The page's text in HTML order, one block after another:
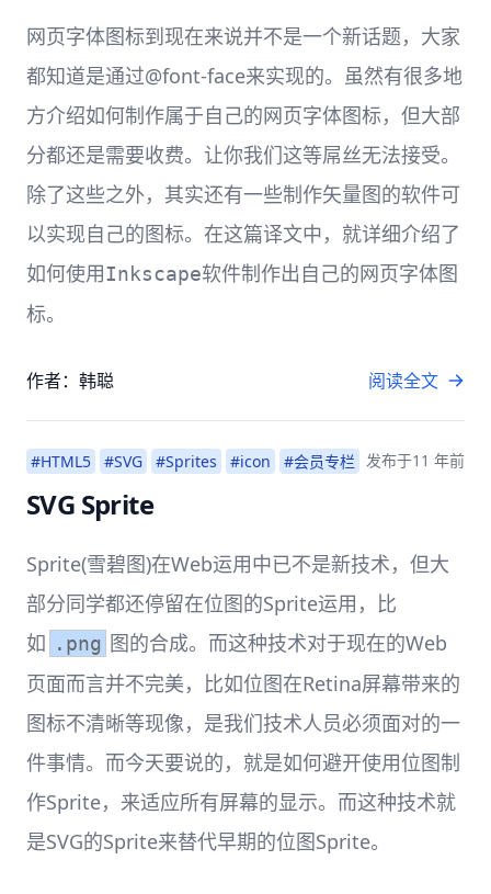
网页字体图标到现在来说并不是一个新话题，大家
都知道是通过@font-face来实现的。虽然有很多地
方介绍如何制作属于自己的网页字体图标，但大部
分都还是需要收费。让你我们这等屌丝无法接受。
除了这些之外，其实还有一些制作矢量图的软件可
以实现自己的图标。在这篇译文中，就详细介绍了
如何使用Inkscape软件制作出自己的网页字体图
标。
作者：韩聪 阅读全文
#HTML5 #SVG #Sprites #icon #会员专栏 发布于11 年前
SVG Sprite
Sprite(雪碧图)在Web运用中已不是新技术，但大
部分同学都还停留在位图的Sprite运用，比
如 .png 图的合成。而这种技术对于现在的Web
页面而言并不完美，比如位图在Retina屏幕带来的
图标不清晰等现像，是我们技术人员必须面对的一
件事情。而今天要说的，就是如何避开使用位图制
作Sprite，来适应所有屏幕的显示。而这种技术就
是SVG的Sprite来替代早期的位图Sprite。